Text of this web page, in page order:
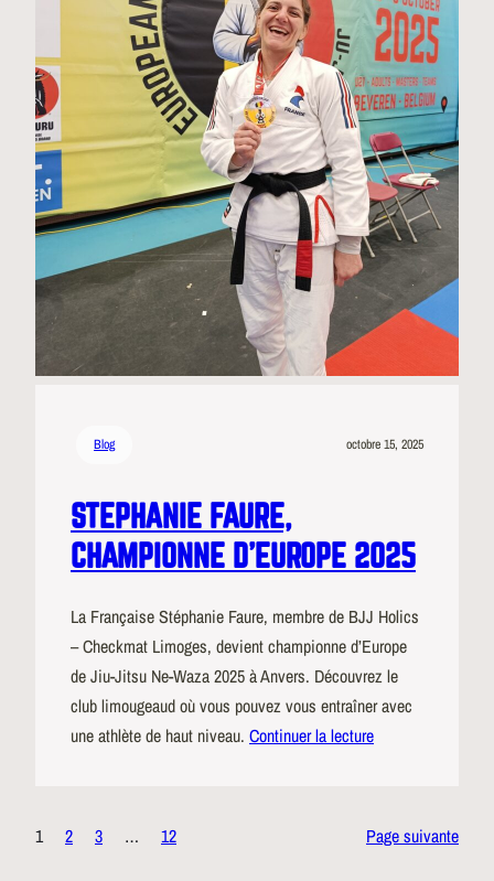
Blog octobre 15, 2025
STEPHANIE FAURE,
CHAMPIONNE D’EUROPE 2025
La Française Stéphanie Faure, membre de BJJ Holics
– Checkmat Limoges, devient championne d’Europe
de Jiu-Jitsu Ne-Waza 2025 à Anvers. Découvrez le
club limougeaud où vous pouvez vous entraîner avec
une athlète de haut niveau. Continuer la lecture
1 2 3 … 12 Page suivante